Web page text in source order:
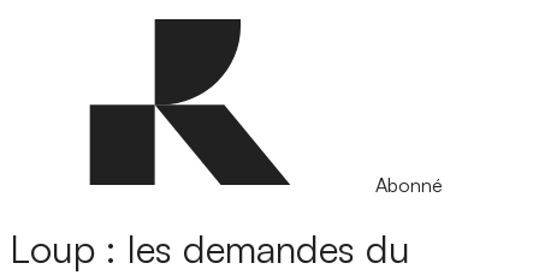
Abonné
Loup : les demandes du